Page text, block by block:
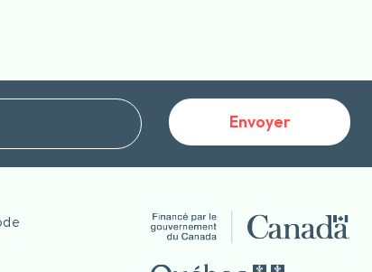
Envoyer